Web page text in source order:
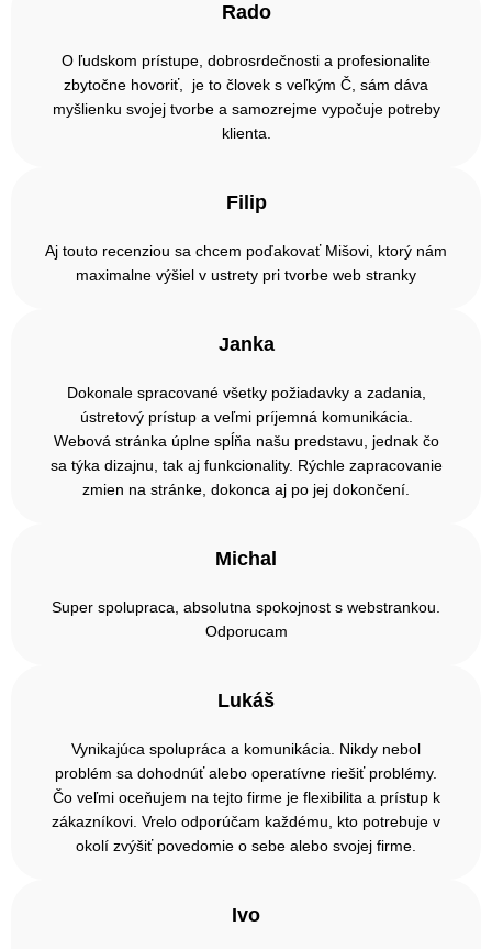
Rado
O ľudskom prístupe, dobrosrdečnosti a profesionalite
zbytočne hovoriť, je to človek s veľkým Č, sám dáva
myšlienku svojej tvorbe a samozrejme vypočuje potreby
klienta.
Filip
Aj touto recenziou sa chcem poďakovať Mišovi, ktorý nám
maximalne výšiel v ustrety pri tvorbe web stranky
Janka
Dokonale spracované všetky požiadavky a zadania,
ústretový prístup a veľmi príjemná komunikácia.
Webová stránka úplne spĺňa našu predstavu, jednak čo
sa týka dizajnu, tak aj funkcionality. Rýchle zapracovanie
zmien na stránke, dokonca aj po jej dokončení.
Michal
Super spolupraca, absolutna spokojnost s webstrankou.
Odporucam
Lukáš
Vynikajúca spolupráca a komunikácia. Nikdy nebol
problém sa dohodnúť alebo operatívne riešiť problémy.
Čo veľmi oceňujem na tejto firme je flexibilita a prístup k
zákazníkovi. Vrelo odporúčam každému, kto potrebuje v
okolí zvýšiť povedomie o sebe alebo svojej firme.
Ivo